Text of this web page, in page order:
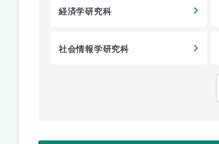
経済学研究科
社会情報学研究科